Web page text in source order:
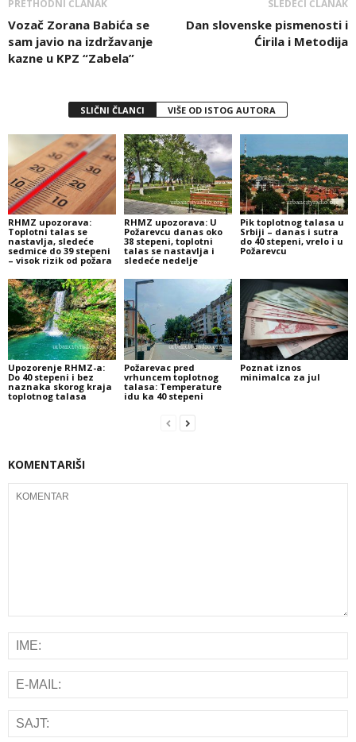
PRETHODNI ČLANAK
Vozač Zorana Babića se
sam javio na izdržavanje
kazne u KPZ “Zabela”
SLEDEĆI ČLANAK
Dan slovenske pismenosti i
Ćirila i Metodija
SLIČNI ČLANCI VIŠE OD ISTOG AUTORA
RHMZ upozorava:
Toplotni talas se
nastavlja, sledeće
sedmice do 39 stepeni
– visok rizik od požara
RHMZ upozorava: U
Požarevcu danas oko
38 stepeni, toplotni
talas se nastavlja i
sledeće nedelje
Pik toplotnog talasa u
Srbiji – danas i sutra
do 40 stepeni, vrelo i u
Požarevcu
Upozorenje RHMZ-a:
Do 40 stepeni i bez
naznaka skorog kraja
toplotnog talasa
Požarevac pred
vrhuncem toplotnog
talasa: Temperature
idu ka 40 stepeni
Poznat iznos
minimalca za jul
KOMENTARIŠI